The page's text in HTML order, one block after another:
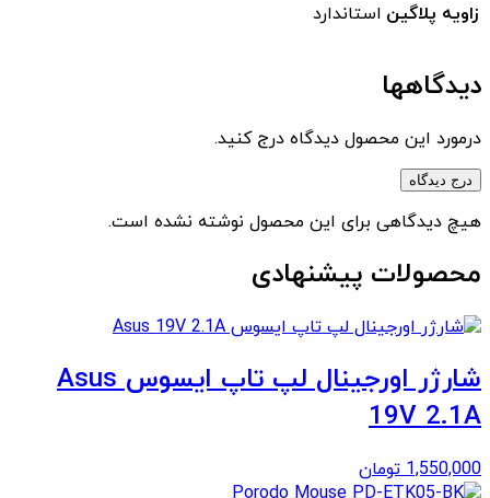
زاویه پلاگین استاندارد
دیدگاهها
درمورد این محصول دیدگاه درج کنید.
درج دیدگاه
هیچ دیدگاهی برای این محصول نوشته نشده است.
محصولات پیشنهادی
شارژر اورجینال لپ تاپ ایسوس Asus
19V 2.1A
1,550,000 تومان